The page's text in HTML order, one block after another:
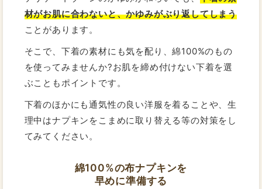
材がお肌に合わないと、かゆみがぶり返してしまう
ことがあります。
そこで、下着の素材にも気を配り、綿100%のもの
を使ってみませんか?お肌を締め付けない下着を選
ぶこともポイントです。
下着のほかにも通気性の良い洋服を着ることや、生
理中はナプキンをこまめに取り替える等の対策をし
てみてください。
綿100%の布ナプキンを
早めに準備する